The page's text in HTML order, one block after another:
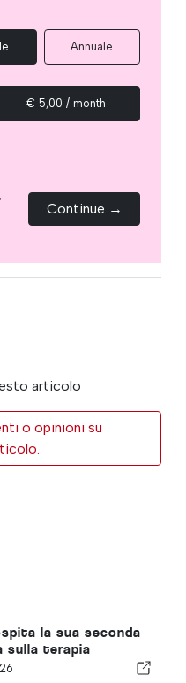
Annuale
€ 5,00 / month
Continue →
articolo
o opinioni su
la sua seconda
sulla terapia